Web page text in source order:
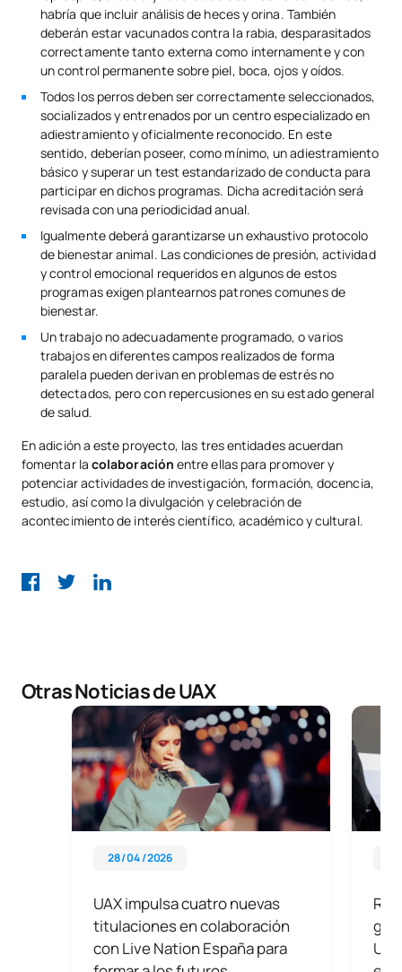
habría que incluir análisis de heces y orina. También
deberán estar vacunados contra la rabia, desparasitados
correctamente tanto externa como internamente y con
un control permanente sobre piel, boca, ojos y oídos.
Todos los perros deben ser correctamente seleccionados,
socializados y entrenados por un centro especializado en
adiestramiento y oficialmente reconocido. En este
sentido, deberían poseer, como mínimo, un adiestramiento
básico y superar un test estandarizado de conducta para
participar en dichos programas. Dicha acreditación será
revisada con una periodicidad anual.
Igualmente deberá garantizarse un exhaustivo protocolo
de bienestar animal. Las condiciones de presión, actividad
y control emocional requeridos en algunos de estos
programas exigen plantearnos patrones comunes de
bienestar.
Un trabajo no adecuadamente programado, o varios
trabajos en diferentes campos realizados de forma
paralela pueden derivan en problemas de estrés no
detectados, pero con repercusiones en su estado general
de salud.
En adición a este proyecto, las tres entidades acuerdan
fomentar la colaboración entre ellas para promover y
potenciar actividades de investigación, formación, docencia,
estudio, así como la divulgación y celebración de
acontecimiento de interés científico, académico y cultural.
Otras Noticias de UAX
28 / 04 / 2026
UAX impulsa cuatro nuevas
titulaciones en colaboración
con Live Nation España para